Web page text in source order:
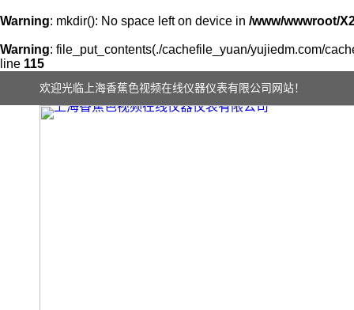
Warning: mkdir(): No space left on device in /www/wwwroot/
Warning: file_put_contents(./cachefile_yuan/yujiedm.com/
line 115
欢迎光临上海香蕉色视频在线仪器仪表有限公司网站！